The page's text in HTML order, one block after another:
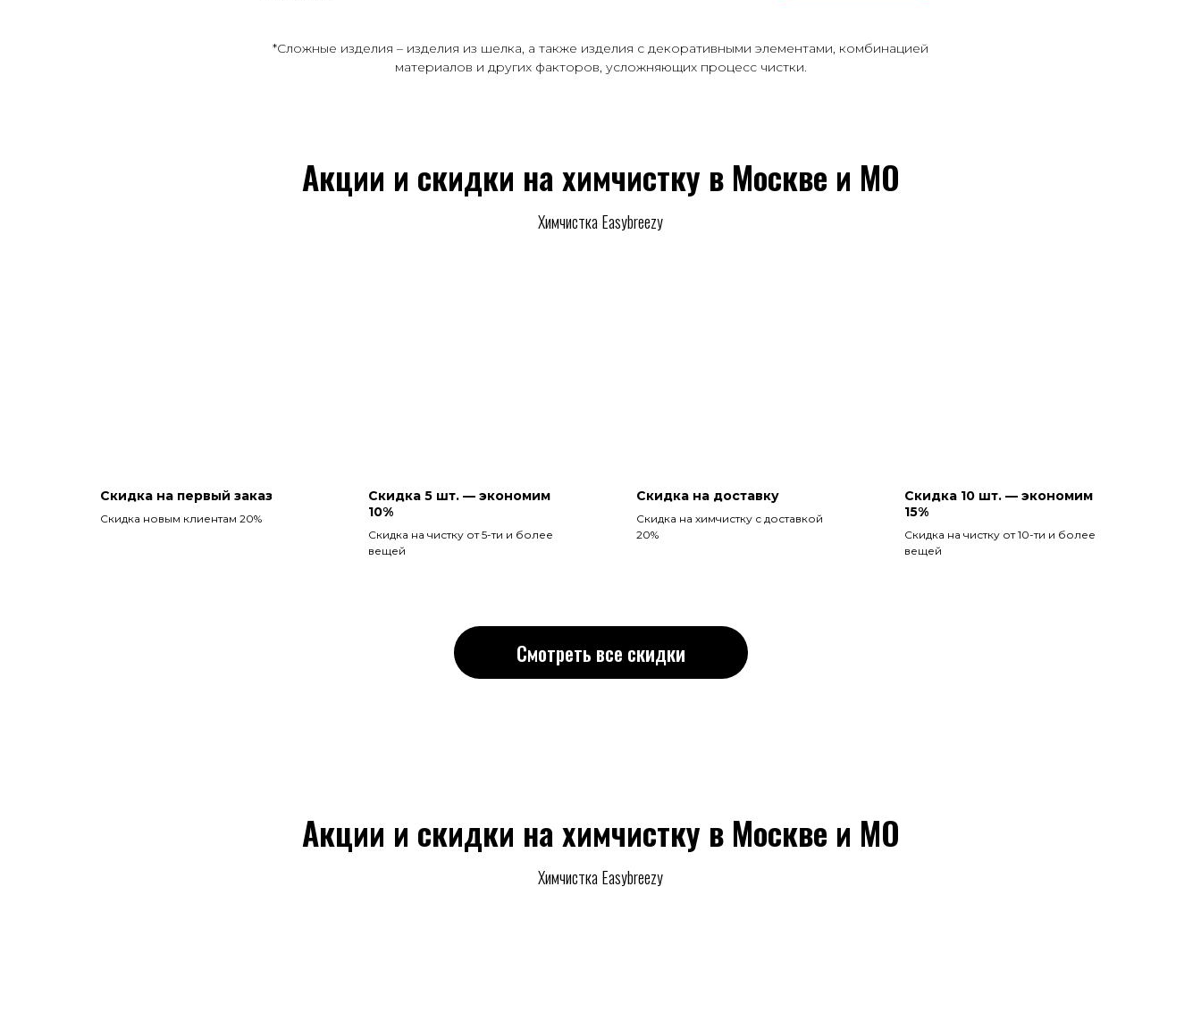
*Сложные изделия – изделия из шелка, а также изделия с декоративными элементами, комбинацией
материалов и других факторов, усложняющих процесс чистки.
Акции и скидки на химчистку в Москве и МО
Химчистка Easybreezy
Скидка на первый заказ
Скидка новым клиентам 20%
Скидка 5 шт. — экономим
10%
Скидка на чистку от 5-ти и более
вещей
Скидка на доставку
Скидка на химчистку с доставкой
20%
Скидка 10 шт. — экономим
15%
Скидка на чистку от 10-ти и более
вещей
Смотреть все скидки
Акции и скидки на химчистку в Москве и МО
Химчистка Easybreezy